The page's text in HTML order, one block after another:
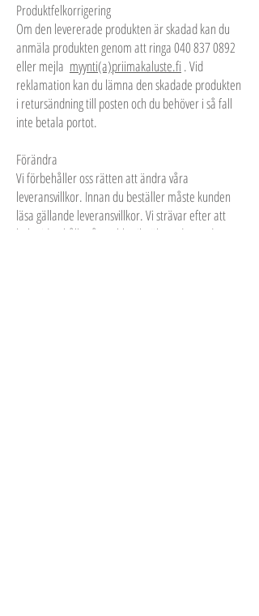
Produktfelkorrigering
Om den levererade produkten är skadad kan du
anmäla produkten genom att ringa 040 837 0892
eller mejla myynti(a)priimakaluste.fi . Vid
reklamation kan du lämna den skadade produkten
i retursändning till posten och du behöver i så fall
inte betala portot.
Förändra
Vi förbehåller oss rätten att ändra våra
leveransvillkor. Innan du beställer måste kunden
läsa gällande leveransvillkor. Vi strävar efter att
hela tiden hålla vår webbutik väl uppdaterad, men